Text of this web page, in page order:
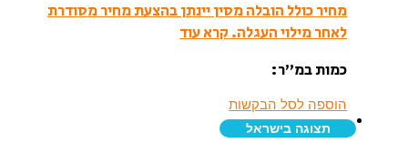
מחיר כולל הובלה מסין יינתן בהצעת מחיר מסודרת
לאחר מילוי העגלה.קרא עוד
כמות במ”ר:
הוספה לסל הבקשות
תצוגה בישראל